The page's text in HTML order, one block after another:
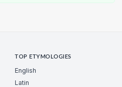
TOP ETYMOLOGIES
English
Latin